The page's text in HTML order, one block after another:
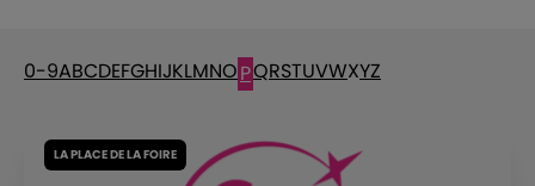
0-9ABCDEFGHIJKLMNOPQRSTUVWXYZ
LA PLACE DE LA FOIRE